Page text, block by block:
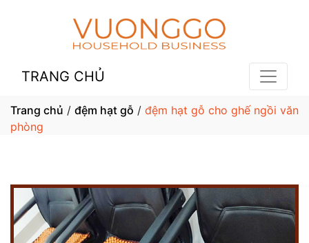
TRANG CHỦ
Trang chủ / đệm hạt gỗ / đệm hạt gỗ cho ghế ngồi văn
phòng